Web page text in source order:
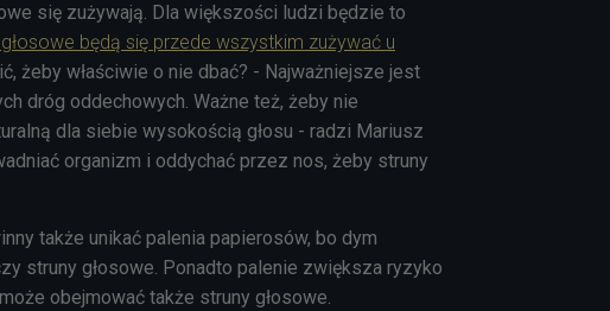
się zużywają. Dla większości ludzi będzie to
będą się przede wszystkim zużywać u
żeby właściwie o nie dbać? - Najważniejsze jest
dróg oddechowych. Ważne też, żeby nie
dla siebie wysokością głosu - radzi Mariusz
organizm i oddychać przez nos, żeby struny
także unikać palenia papierosów, bo dym
struny głosowe. Ponadto palenie zwiększa ryzyko
obejmować także struny głosowe.